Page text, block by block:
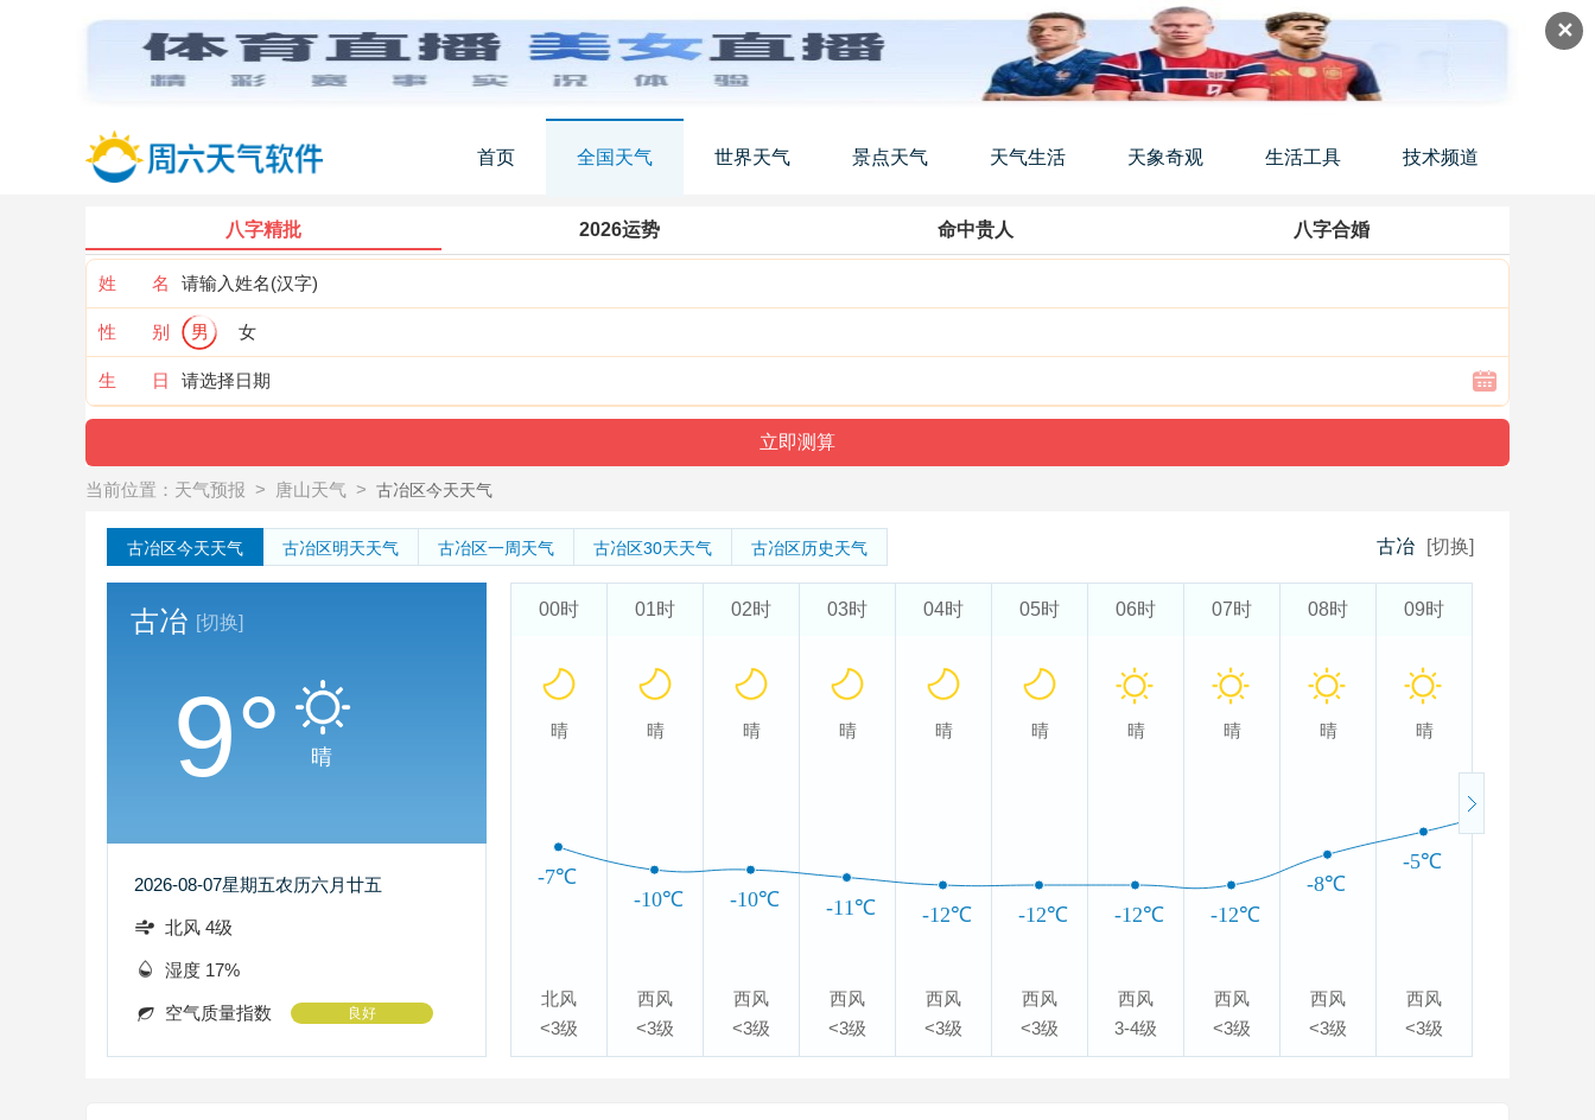
✕
首页 全国天气 世界天气 景点天气 天气生活 天象奇观 生活工具 技术频道
八字精批 2026运势 命中贵人 八字合婚
姓 名
性 别 男 女
生 日
当前位置： 天气预报 > 唐山天气 > 古冶区今天天气
古冶区今天天气 古冶区明天天气 古冶区一周天气 古冶区30天天气 古冶区历史天气 古冶 [切换]
古冶 [切换]
9° 晴
2026-08-07星期五农历六月廿五
北风 4级
湿度 17%
空气质量指数 良好
00时
晴
北风
<3级
01时
晴
西风
<3级
02时
晴
西风
<3级
03时
晴
西风
<3级
04时
晴
西风
<3级
05时
晴
西风
<3级
06时
晴
西风
3-4级
07时
晴
西风
<3级
08时
晴
西风
<3级
09时
晴
西风
<3级
-7℃
-10℃
-10℃ -11℃ -12℃ -12℃ -12℃ -12℃
-8℃
-5℃